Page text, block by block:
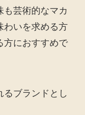
も芸術的なマカ
わいを求める方
方におすすめで
るブランドとし